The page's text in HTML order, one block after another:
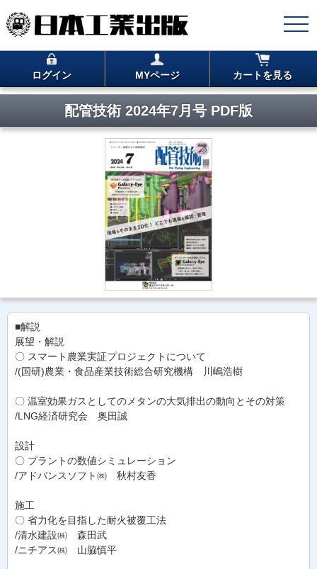
ログイン MYページ カートを見る
配管技術 2024年7月号 PDF版
■解説
展望・解説
〇 スマート農業実証プロジェクトについて
/(国研)農業・食品産業技術総合研究機構 川嶋浩樹
〇 温室効果ガスとしてのメタンの大気排出の動向とその対策
/LNG経済研究会 奥田誠
設計
〇 プラントの数値シミュレーション
/アドバンスソフト㈱ 秋村友香
施工
〇 省力化を目指した耐火被覆工法
/清水建設㈱ 森田武
/ニチアス㈱ 山脇慎平